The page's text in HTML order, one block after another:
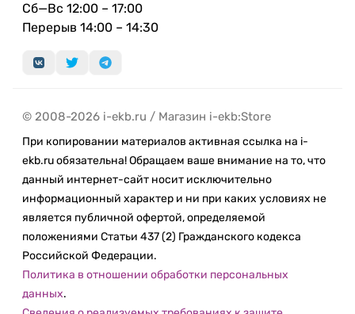
Сб—Вс 12:00 – 17:00
Перерыв 14:00 – 14:30
© 2008-2026 i-ekb.ru / Магазин i-ekb:Store
При копировании материалов активная ссылка на i-
ekb.ru обязательна! Обращаем ваше внимание на то, что
данный интернет-сайт носит исключительно
информационный характер и ни при каких условиях не
является публичной офертой, определяемой
положениями Статьи 437 (2) Гражданского кодекса
Российской Федерации.
Политика в отношении обработки персональных
данных.